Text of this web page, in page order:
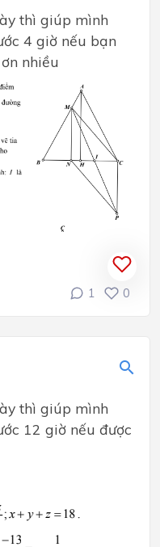
thì giúp mình
4 giờ nếu bạn
nhiều
1 0
thì giúp mình
12 giờ nếu được